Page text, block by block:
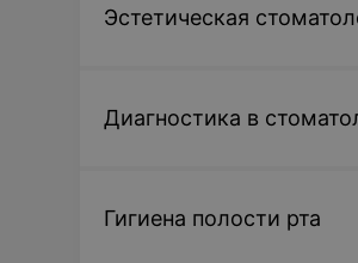
Записаться
Эстетическая
Диагностика в
Гигиена полости рта